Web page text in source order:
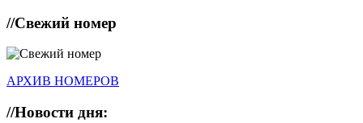
//Свежий номер
АРХИВ НОМЕРОВ
//Новости дня: